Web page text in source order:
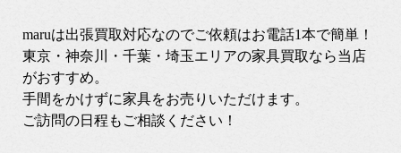
maruは出張買取対応なのでご依頼はお電話1本で簡単！
東京・神奈川・千葉・埼玉エリアの家具買取なら当店
がおすすめ。
手間をかけずに家具をお売りいただけます。
ご訪問の日程もご相談ください！